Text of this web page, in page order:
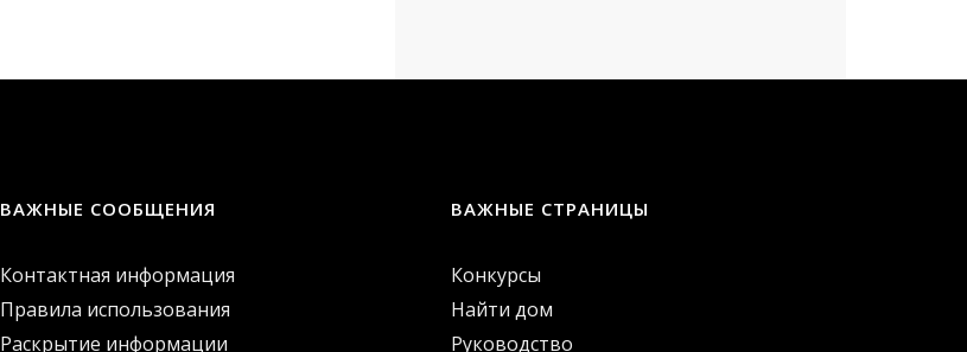
ВАЖНЫЕ СООБЩЕНИЯ
Контактная информация
Правила использования
Раскрытие информации
ВАЖНЫЕ СТРАНИЦЫ
Конкурсы
Найти дом
Руководство